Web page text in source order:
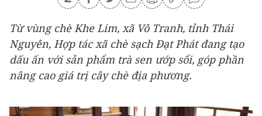
Từ vùng chè Khe Lim, xã Vô Tranh, tỉnh Thái
Nguyên, Hợp tác xã chè sạch Đạt Phát đang tạo
dấu ấn với sản phẩm trà sen ướp sổi, góp phần
nâng cao giá trị cây chè địa phương.